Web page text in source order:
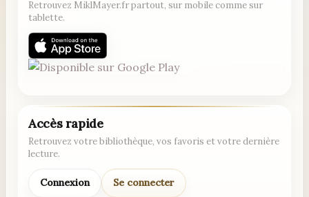
Retrouvez MiklMayer.fr partout, sur mobile comme sur
tablette.
Accès rapide
Retrouvez votre bibliothèque, vos favoris et votre dernière
lecture.
Connexion Se connecter